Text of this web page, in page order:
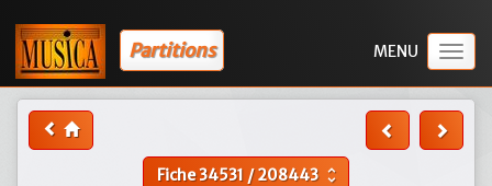
Partitions
Fiche34531 /208443 unfold_more